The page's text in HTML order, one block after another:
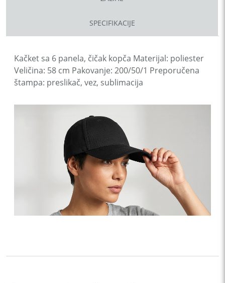
SPECIFIKACIJE
Kačket sa 6 panela, čičak kopča Materijal: poliester
Veličina: 58 cm Pakovanje: 200/50/1 Preporučena
štampa: preslikač, vez, sublimacija